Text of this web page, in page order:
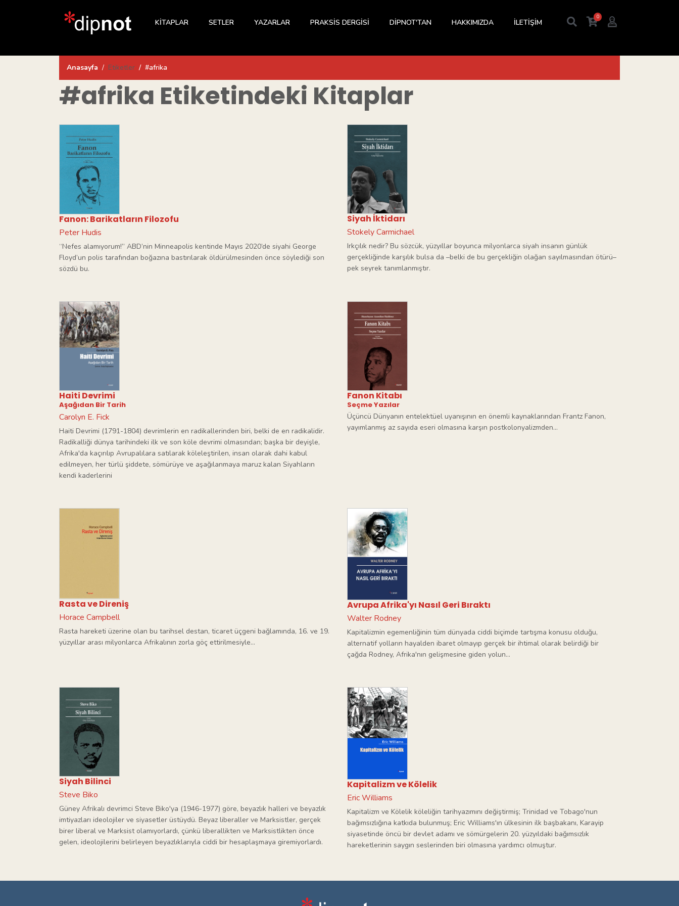
KİTAPLAR SETLER YAZARLAR PRAKSİS DERGİSİ DİPNOT'TAN HAKKIMIZDA İLETİŞİM
0
Anasayfa Etiketler #afrika
#afrika Etiketindeki Kitaplar
Fanon: Barikatların Filozofu
Peter Hudis
“Nefes alamıyorum!” ABD’nin Minneapolis kentinde Mayıs 2020’de siyahi George
Floyd’un polis tarafından boğazına bastırılarak öldürülmesinden önce söylediği son
sözdü bu.
Siyah İktidarı
Stokely Carmichael
Irkçılık nedir? Bu sözcük, yüzyıllar boyunca milyonlarca siyah insanın günlük
gerçekliğinde karşılık bulsa da –belki de bu gerçekliğin olağan sayılmasından ötürü–
pek seyrek tanımlanmıştır.
Haiti Devrimi
Aşağıdan Bir Tarih
Carolyn E. Fick
Haiti Devrimi (1791-1804) devrimlerin en radikallerinden biri, belki de en radikalidir.
Radikalliği dünya tarihindeki ilk ve son köle devrimi olmasından; başka bir deyişle,
Afrika'da kaçırılıp Avrupalılara satılarak köleleştirilen, insan olarak dahi kabul
edilmeyen, her türlü şiddete, sömürüye ve aşağılanmaya maruz kalan Siyahların
kendi kaderlerini
Fanon Kitabı
Seçme Yazılar
Üçüncü Dünyanın entelektüel uyanışının en önemli kaynaklarından Frantz Fanon,
yayımlanmış az sayıda eseri olmasına karşın postkolonyalizmden...
Rasta ve Direniş
Horace Campbell
Rasta hareketi üzerine olan bu tarihsel destan, ticaret üçgeni bağlamında, 16. ve 19.
yüzyıllar arası milyonlarca Afrikalının zorla göç ettirilmesiyle...
Avrupa Afrika'yı Nasıl Geri Bıraktı
Walter Rodney
Kapitalizmin egemenliğinin tüm dünyada ciddi biçimde tartışma konusu olduğu,
alternatif yolların hayalden ibaret olmayıp gerçek bir ihtimal olarak belirdiği bir
çağda Rodney, Afrika'nın gelişmesine giden yolun...
Siyah Bilinci
Steve Biko
Güney Afrikalı devrimci Steve Biko'ya (1946-1977) göre, beyazlık halleri ve beyazlık
imtiyazları ideolojiler ve siyasetler üstüydü. Beyaz liberaller ve Marksistler, gerçek
birer liberal ve Marksist olamıyorlardı, çünkü liberallikten ve Marksistlikten önce
gelen, ideolojilerini belirleyen beyazlıklarıyla ciddi bir hesaplaşmaya giremiyorlardı.
Kapitalizm ve Kölelik
Eric Williams
Kapitalizm ve Kölelik köleliğin tarihyazımını değiştirmiş; Trinidad ve Tobago'nun
bağımsızlığına katkıda bulunmuş; Eric Williams'ın ülkesinin ilk başbakanı, Karayip
siyasetinde öncü bir devlet adamı ve sömürgelerin 20. yüzyıldaki bağımsızlık
hareketlerinin saygın seslerinden biri olmasına yardımcı olmuştur.